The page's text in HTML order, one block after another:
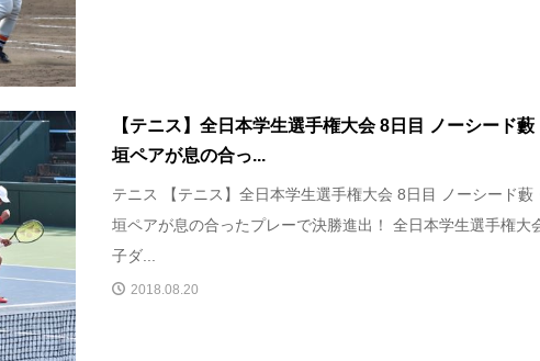
【テニス】全日本学生選手権大会 8日目 ノーシード藪
垣ペアが息の合っ...
テニス 【テニス】全日本学生選手権大会 8日目 ノーシード藪
垣ペアが息の合ったプレーで決勝進出！ 全日本学生選手権大
子ダ...
2018.08.20